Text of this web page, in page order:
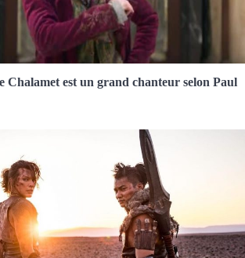
Chalamet est un grand chanteur selon Paul